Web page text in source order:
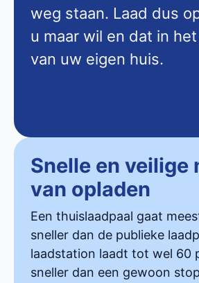
weg staan. Laad dus
u maar wil en dat in
van uw eigen huis.
Snelle en veilige
van opladen
Een thuislaadpaal gaat
sneller dan de publieke
laadstation laadt tot wel 60
sneller dan een gewoon